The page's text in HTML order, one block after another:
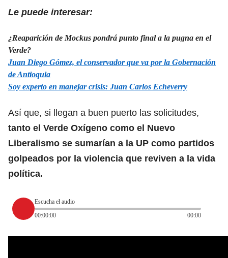
Le puede interesar:
¿Reaparición de Mockus pondrá punto final a la pugna en el
Verde?
Juan Diego Gómez, el conservador que va por la Gobernación
de Antioquia
Soy experto en manejar crisis: Juan Carlos Echeverry
Así que, si llegan a buen puerto las solicitudes,
tanto el Verde Oxígeno como el Nuevo
Liberalismo se sumarían a la UP como partidos
golpeados por la violencia que reviven a la vida
política.
Escucha el audio
00:00:00
00:00